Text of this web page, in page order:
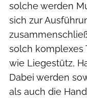
solche werden
sich zur
solch komplexes
wie Liegestütz,
Dabei werden
als auch die